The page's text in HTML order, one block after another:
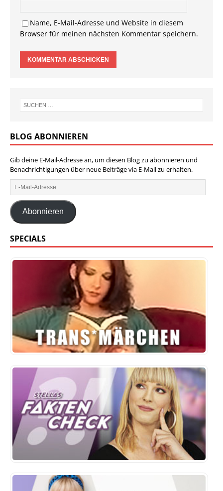
Name, E-Mail-Adresse und Website in diesem
Browser für meinen nächsten Kommentar speichern.
BLOG ABONNIEREN
Gib deine E-Mail-Adresse an, um diesen Blog zu abonnieren und
Benachrichtigungen über neue Beiträge via E-Mail zu erhalten.
Abonnieren
SPECIALS